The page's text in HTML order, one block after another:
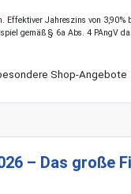
Jahreszins von
gemäß § 6a Abs. 4 PAngV
Shop-Angebote
– Das große